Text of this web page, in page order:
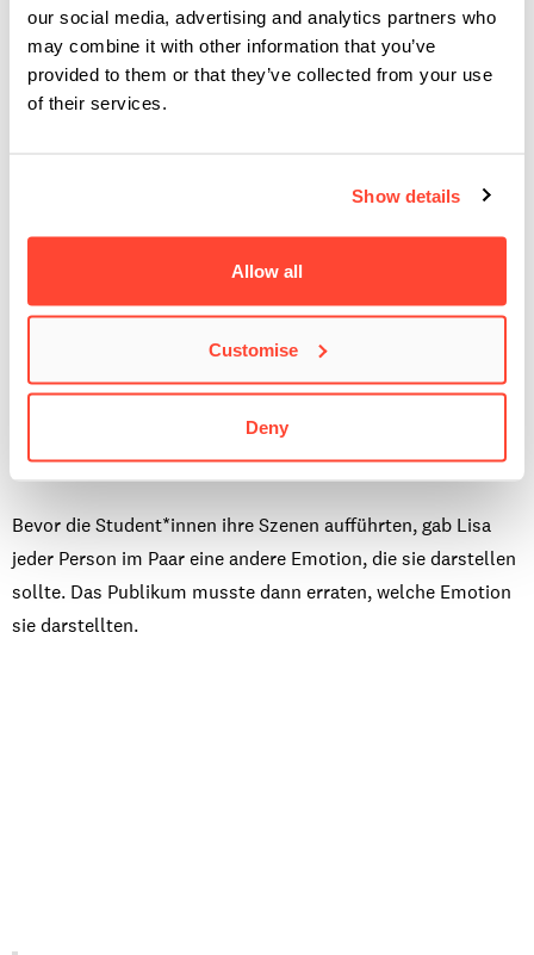
our social media, advertising and analytics partners who
may combine it with other information that you’ve
provided to them or that they’ve collected from your use
of their services.
Show details
Allow all
Customise
Deny
Sobaldalleaufgewärmtwarenundsichmiteinanderwohl
fühlten,kamensie
Bevordie Student*innen ihreSzenen aufführten, gab Lisa
jeder Person im Paareineandere Emotion, diesiedarstellen
sollte. Das Publikum musstedann erraten,welche Emotion
siedarstellten.